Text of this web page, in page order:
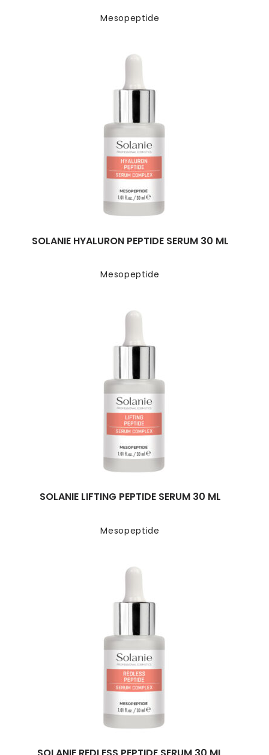
Mesopeptide
Mesopeptide
SOLANIE HYALURON PEPTIDE SERUM 30 ML
Mesopeptide
SOLANIE LIFTING PEPTIDE SERUM 30 ML